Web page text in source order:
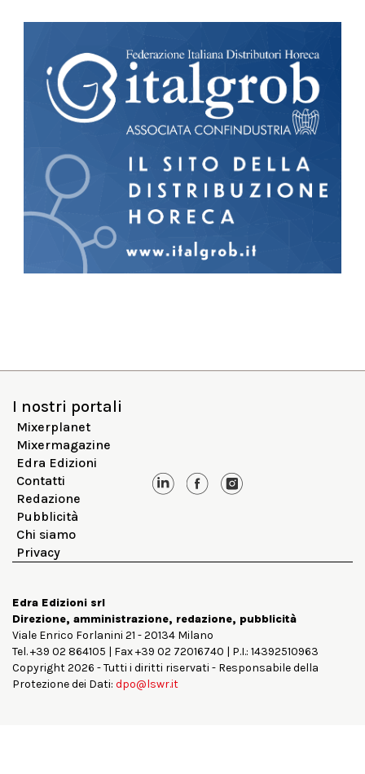
I nostri portali
Mixerplanet
Mixermagazine
Edra Edizioni
Contatti
Redazione
Pubblicità
Chi siamo
Privacy
Edra Edizioni srl
Direzione, amministrazione, redazione, pubblicità
Viale Enrico Forlanini 21 - 20134 Milano
Tel. +39 02 864105 | Fax +39 02 72016740 | P.I.: 14392510963
Copyright 2026 - Tutti i diritti riservati - Responsabile della
Protezione dei Dati: dpo@lswr.it